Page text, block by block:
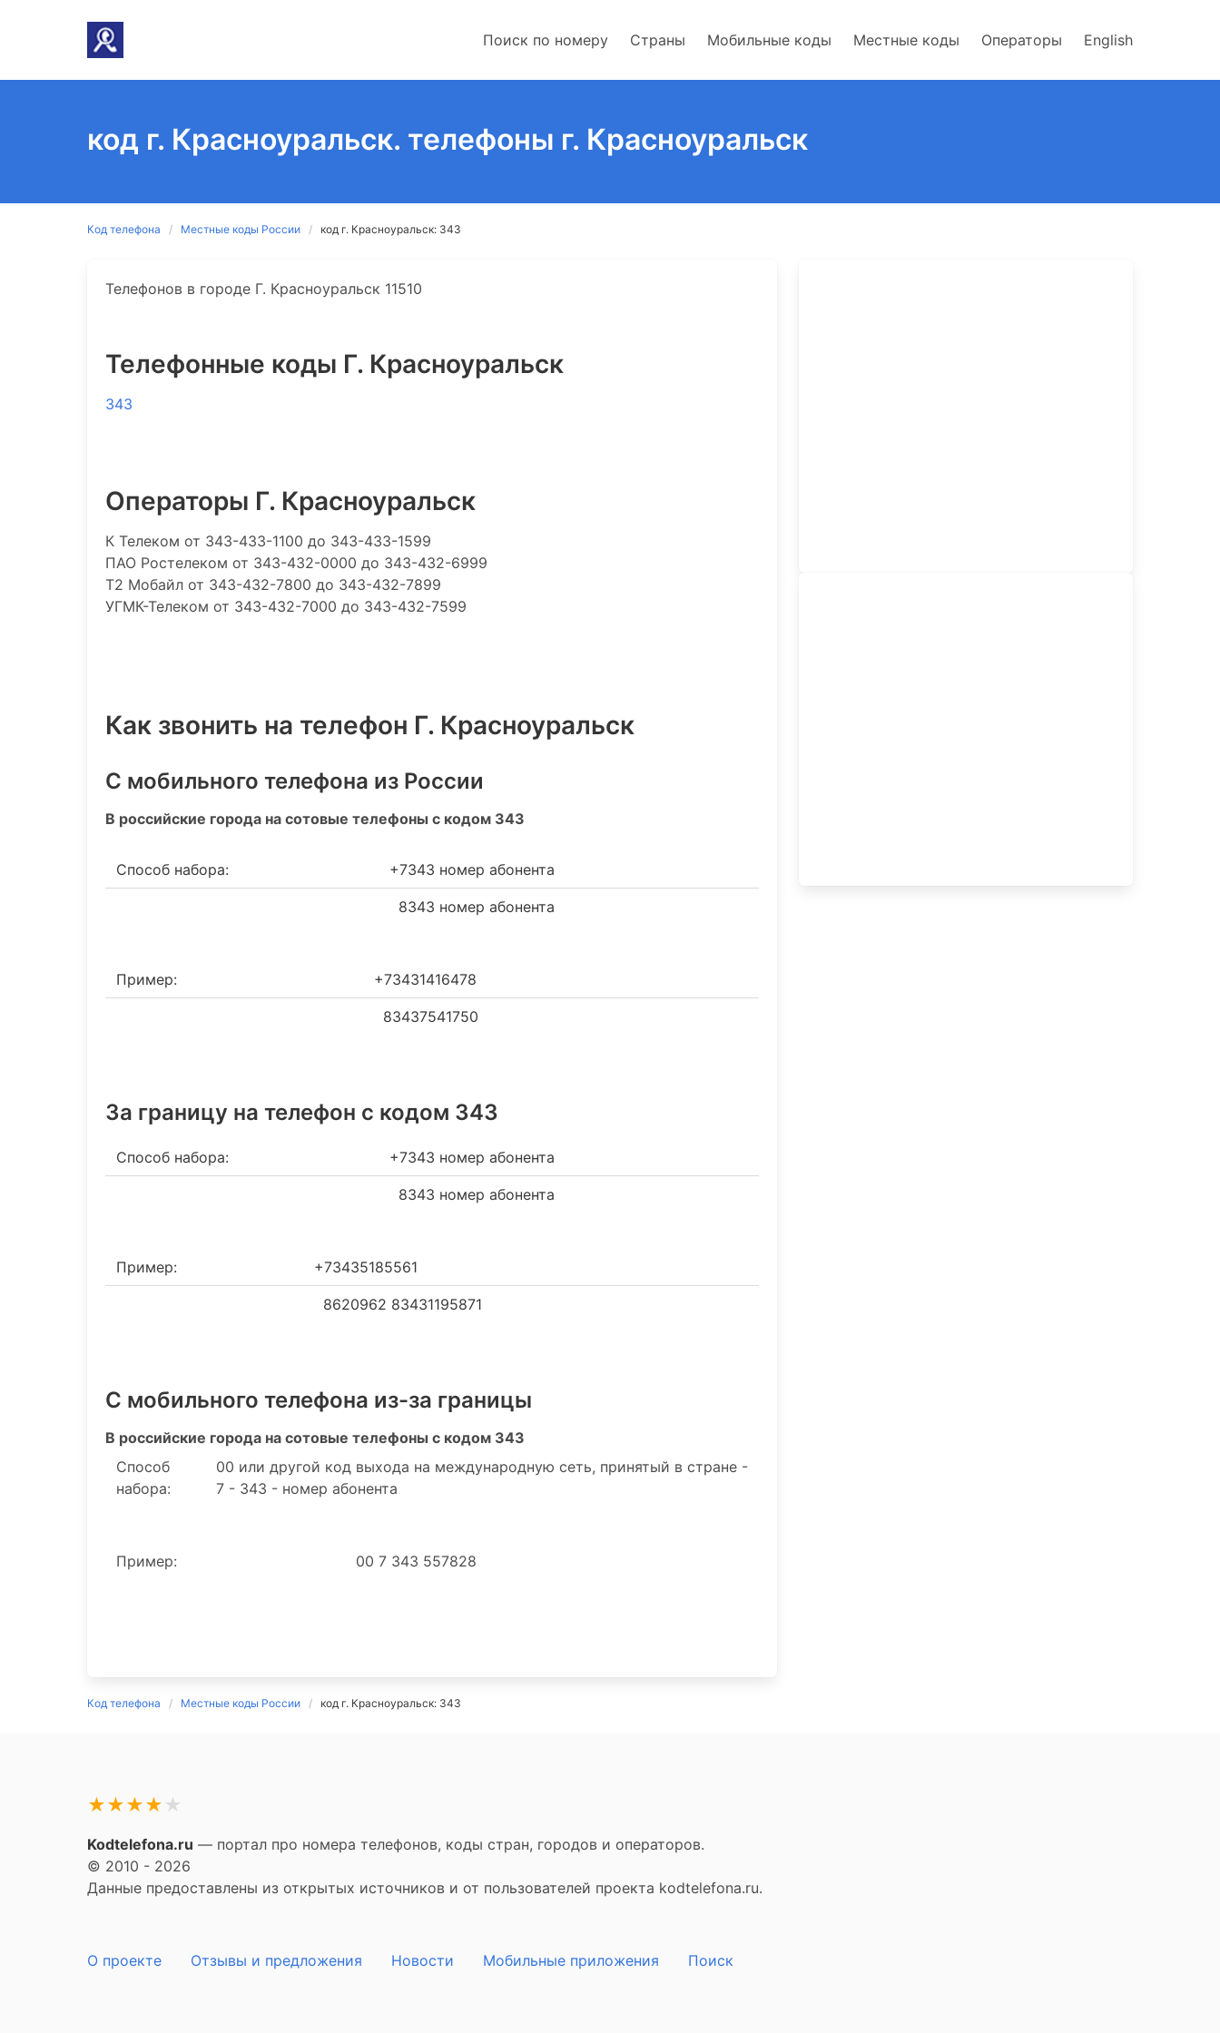
Поиск по номеру Страны Мобильные коды Местные коды Операторы English
код г. Красноуральск. телефоны г. Красноуральск
Код телефона Местные коды России код г. Красноуральск: 343
Телефонов в городе Г. Красноуральск 11510
Телефонные коды Г. Красноуральск
343
Операторы Г. Красноуральск
К Телеком от 343-433-1100 до 343-433-1599
ПАО Ростелеком от 343-432-0000 до 343-432-6999
Т2 Мобайл от 343-432-7800 до 343-432-7899
УГМК-Телеком от 343-432-7000 до 343-432-7599
Как звонить на телефон Г. Красноуральск
С мобильного телефона из России
В российские города на сотовые телефоны с кодом 343
Способ набора: +7343 номер абонента
8343 номер абонента
Пример: +73431416478
83437541750
За границу на телефон c кодом 343
Способ набора: +7343 номер абонента
8343 номер абонента
Пример: +73435185561
8620962 83431195871
С мобильного телефона из-за границы
В российские города на сотовые телефоны с кодом 343
Способ
набора:
00 или другой код выхода на международную сеть, принятый в стране -
7 - 343 - номер абонента
Пример: 00 7 343 557828
Код телефона Местные коды России код г. Красноуральск: 343
★
★
★
★
★
Kodtelefona.ru — портал про номера телефонов, коды стран, городов и операторов.
© 2010 - 2026
Данные предоставлены из открытых источников и от пользователей проекта kodtelefona.ru.
О проекте Отзывы и предложения Новости Мобильные приложения Поиск